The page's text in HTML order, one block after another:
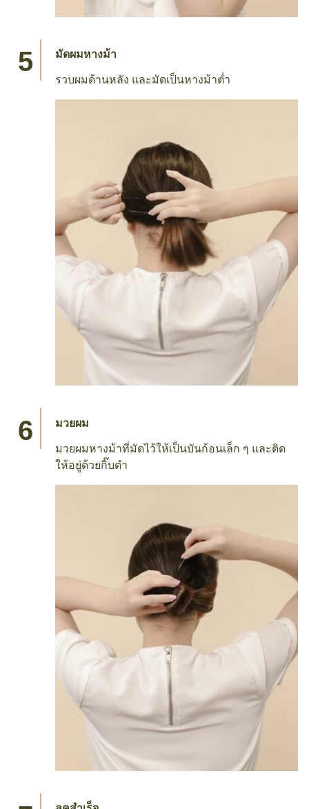
มัดผมหางม้า
รวบผมด้านหลัง และมัดเป็นหางม้าต่ำ
มวยผม
มวยผมหางม้าที่มัดไว้ให้เป็นบันก้อนเล็ก ๆ และติด
ให้อยู่ด้วยกิ๊บดำ